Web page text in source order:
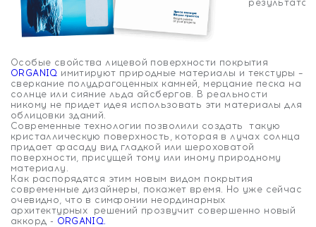
результата.
Особые свойства лицевой поверхности покрытия
ORGANIQ имитируют природные материалы и текстуры –
сверкание полудрагоценных камней, мерцание песка на
солнце или сияние льда айсбергов. В реальности
никому не придет идея использовать эти материалы для
облицовки зданий.
Современные технологии позволили создать такую
кристаллическую поверхность, которая в лучах солнца
придает фасаду вид гладкой или шероховатой
поверхности, присущей тому или иному природному
материалу.
Как распорядятся этим новым видом покрытия
современные дизайнеры, покажет время. Но уже сейчас
очевидно, что в симфонии неординарных
архитектурных решений прозвучит совершенно новый
аккорд - ORGANIQ.